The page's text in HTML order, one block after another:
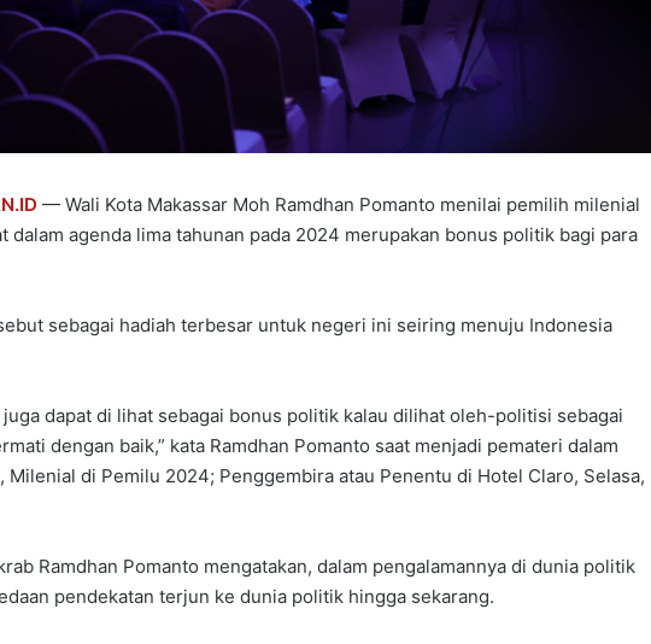
— Wali Kota Makassar Moh Ramdhan Pomanto menilai pemilih milenial
dalam agenda lima tahunan pada 2024 merupakan bonus politik bagi para
sebagai hadiah terbesar untuk negeri ini seiring menuju Indonesia
juga dapat di lihat sebagai bonus politik kalau dilihat oleh-politisi sebagai
dengan baik,” kata Ramdhan Pomanto saat menjadi pemateri dalam
di Pemilu 2024; Penggembira atau Penentu di Hotel Claro, Selasa,
Ramdhan Pomanto mengatakan, dalam pengalamannya di dunia politik
pendekatan terjun ke dunia politik hingga sekarang.